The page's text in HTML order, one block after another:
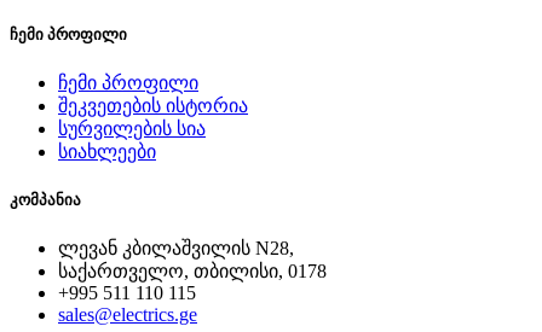
ჩემი პროფილი
ჩემი პროფილი
შეკვეთების ისტორია
სურვილების სია
სიახლეები
კომპანია
ლევან კბილაშვილის N28,
საქართველო, თბილისი, 0178
+995 511 110 115
sales@electrics.ge